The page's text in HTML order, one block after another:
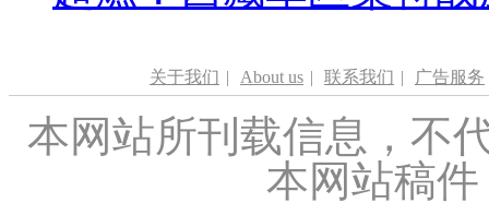
关于我们 | About us | 联系我们 | 广告服务
本网站所刊载信息，不
本网站稿